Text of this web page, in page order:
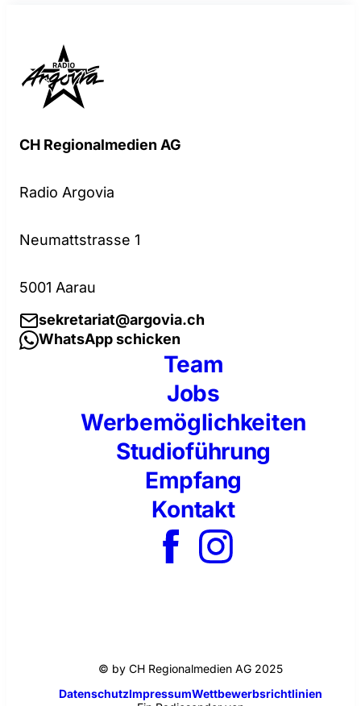
CH Regionalmedien AG
Radio Argovia
Neumattstrasse 1
5001 Aarau
sekretariat@argovia.ch
WhatsApp schicken
Team
Jobs
Werbemöglichkeiten
Studioführung
Empfang
Kontakt
© by CH Regionalmedien AG 2025
DatenschutzImpressumWettbewerbsrichtlinien